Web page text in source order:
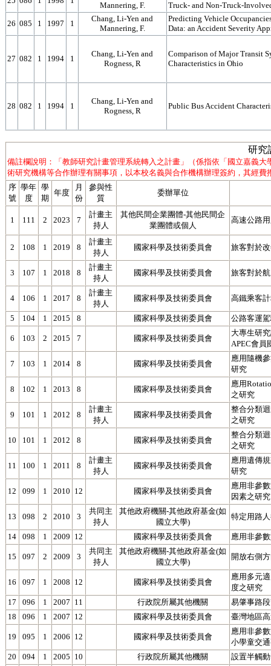
Mannering, F.
Truck- and Non-Truck-
26 085 1 1997 1
Chang, Li-Yen and
Mannering, F.
Predicting Vehicle
Data: an Accident Severity
27 082 1 1994 1
Chang, Li-Yen and
Rogness, R
Comparison of Major Transit
Characteristics in Ohio
28 082 1 1994 1
Chang, Li-Yen and
Rogness, R
Public Bus Accident
研究
備註欄說明：「教師研究計畫管理系統轉入之計畫」（係指依「國立嘉義
術研究機構等合作辦理有關事項，以本校名義與合作機構辦理簽約，其經費
序
號
學年
度
學
期
年度
月
份
參與性
質
委辦單位
1 111 2 2023 7
計畫主
持人
其他民間企業團體-其他民間企
業團體或個人
高速公路
2 108 1 2019 8
計畫主
持人
國家科學及技術委員會 旅客對於
3 107 1 2018 8
計畫主
持人
國家科學及技術委員會 旅客對於
4 106 1 2017 8
計畫主
持人
國家科學及技術委員會 高鐵乘客
5 104 1 2015 8 國家科學及技術委員會 公路客運
6 103 2 2015 7 國家科學及技術委員會
大專生研
APEC會員
7 103 1 2014 8 國家科學及技術委員會
應用隨機
研究
8 102 1 2013 8 國家科學及技術委員會
應用
之研究
9 101 1 2012 8
計畫主
持人
國家科學及技術委員會
整合分類
之研究
10 101 1 2012 8 國家科學及技術委員會
整合分類
之研究
11 100 1 2011 8
計畫主
持人
國家科學及技術委員會
應用遺傳
研究
12 099 1 2010 12 國家科學及技術委員會
應用非參
因素之研究
13 098 2 2010 3
共同主
持人
其他政府機關-其他政府基金(如
國立大學)
特定用路
14 098 1 2009 12 國家科學及技術委員會 應用非參
15 097 2 2009 3
共同主
持人
其他政府機關-其他政府基金(如
國立大學)
開放右側
16 097 1 2008 12 國家科學及技術委員會
應用多元
度之研究
17
096 1 2007 11 行政院所屬其他機關
易肇事路
18
096 1 2007 12 國家科學及技術委員會 臺灣地區
19 095 1 2006 12 國家科學及技術委員會
應用非參
小學童交
20
094 1 2005 10 行政院所屬其他機關 設置半觸